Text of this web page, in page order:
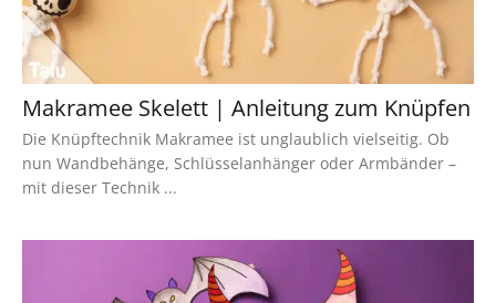
Makramee Skelett | Anleitung zum Knüpfen
Die Knüpftechnik Makramee ist unglaublich vielseitig. Ob
nun Wandbehänge, Schlüsselanhänger oder Armbänder –
mit dieser Technik ...